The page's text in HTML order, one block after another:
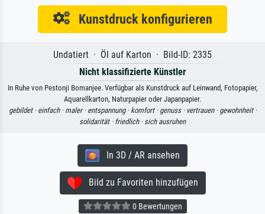
Kunstdruck konfigurieren
Undatiert · Öl auf Karton · Bild-ID: 2335
Nicht klassifizierte Künstler
In Ruhe von Pestonji Bomanjee. Verfügbar als Kunstdruck auf Leinwand, Fotopapier,
Aquarellkarton, Naturpapier oder Japanpapier.
gebildet · einfach · maler · entspannung · komfort · genuss · vertrauen · gewohnheit ·
solidarität · friedlich · sich ausruhen
In 3D / AR ansehen
Bild zu Favoriten hinzufügen
0 Bewertungen